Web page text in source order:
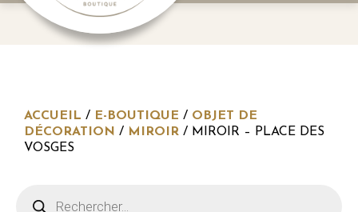
ACCUEIL / E-BOUTIQUE / OBJET DE
DÉCORATION / MIROIR / MIROIR – PLACE DES
VOSGES